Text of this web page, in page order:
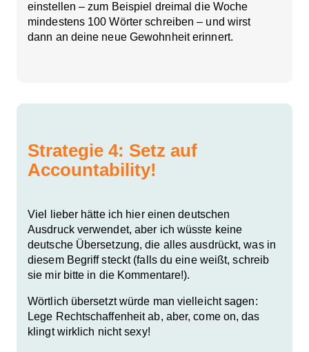
einstellen – zum Beispiel dreimal die Woche
mindestens 100 Wörter schreiben – und wirst
dann an deine neue Gewohnheit erinnert.
Strategie 4: Setz auf
Accountability!
Viel lieber hätte ich hier einen deutschen
Ausdruck verwendet, aber ich wüsste keine
deutsche Übersetzung, die alles ausdrückt, was in
diesem Begriff steckt (falls du eine weißt, schreib
sie mir bitte in die Kommentare!).
Wörtlich übersetzt würde man vielleicht sagen:
Lege Rechtschaffenheit ab, aber, come on, das
klingt wirklich nicht sexy!